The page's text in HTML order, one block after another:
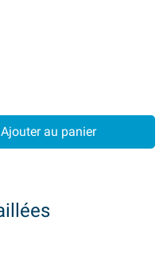
Ajouter au panier